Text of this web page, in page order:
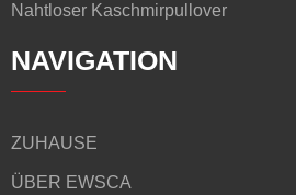
Nahtloser Kaschmirpullover
NAVIGATION
ZUHAUSE
ÜBER EWSCA